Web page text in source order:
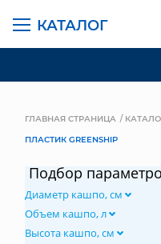
КАТАЛОГ
ГЛАВНАЯ СТРАНИЦА
ПЛАСТИК GREENSHIP
Подбор
Диаметр кашпо, см
Объем кашпо, л
Высота кашпо, см